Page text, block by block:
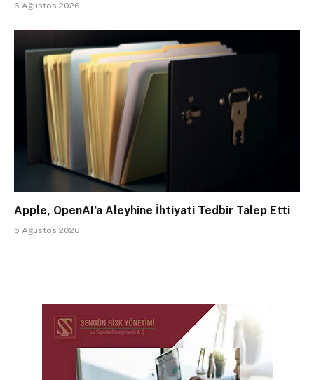
6 Ağustos 2026
Apple, OpenAI’a Aleyhine İhtiyati Tedbir Talep Etti
5 Ağustos 2026